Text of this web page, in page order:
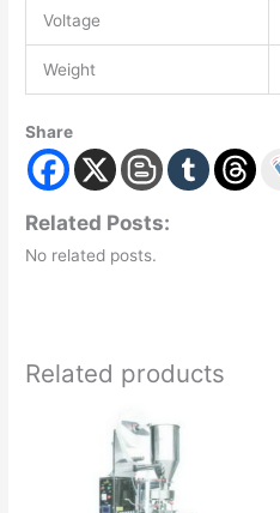
Voltage
Weight
Share
Related Posts:
No related posts.
Related products